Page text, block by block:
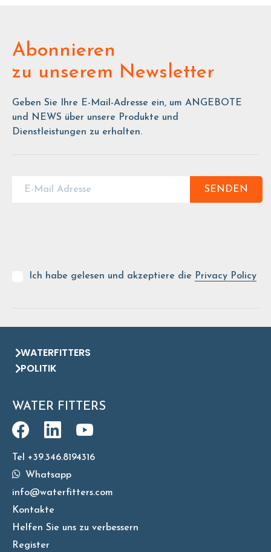
Abonnieren
zu unserem Newsletter
Geben Sie Ihre E-Mail-Adresse ein, um ANGEBOTE
und NEWS über unsere Produkte und
Dienstleistungen zu erhalten.
SENDEN
Ich habe gelesen und akzeptiere die Privacy Policy
WATERFITTERS
POLITIK
WATER FITTERS
Tel +39.346.8194316
Whatsapp
info@waterfitters.com
Kontakte
Helfen Sie uns zu verbessern
Register